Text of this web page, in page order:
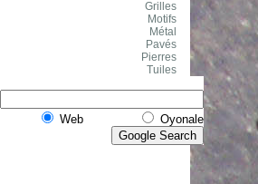
Grilles
Motifs
Métal
Pavés
Pierres
Tuiles
Web Oyonale